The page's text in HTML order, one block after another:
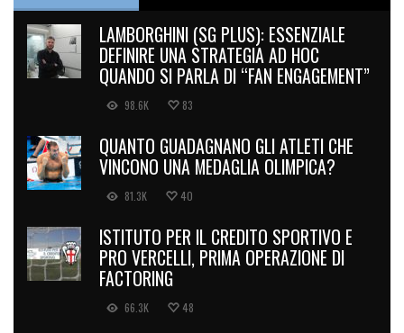
LAMBORGHINI (SG PLUS): ESSENZIALE
DEFINIRE UNA STRATEGIA AD HOC
QUANDO SI PARLA DI “FAN ENGAGEMENT”
98.6K 83
QUANTO GUADAGNANO GLI ATLETI CHE
VINCONO UNA MEDAGLIA OLIMPICA?
81.3K 40
ISTITUTO PER IL CREDITO SPORTIVO E
PRO VERCELLI, PRIMA OPERAZIONE DI
FACTORING
66.3K 48